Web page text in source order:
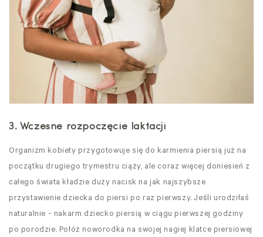
3. Wczesne rozpoczęcie laktacji
Organizm kobiety przygotowuje się do karmienia piersią już na
początku drugiego trymestru ciąży, ale coraz więcej doniesień z
całego świata kładzie duży nacisk na jak najszybsze
przystawienie dziecka do piersi po raz pierwszy. Jeśli urodziłaś
naturalnie - nakarm dziecko piersią w ciągu pierwszej godziny
po porodzie. Połóż noworodka na swojej nagiej klatce piersiowej